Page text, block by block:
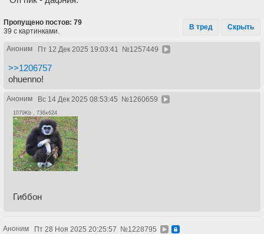
Пропущено постов: 79
39 с картинками.
В тред Скрыть
Аноним Пт 12 Дек 2025 19:03:41 №1257449
>>1206757
ohuenno!
Аноним Вс 14 Дек 2025 08:53:45 №1260659
1079Kb , 736x624
Гиббон
Аноним Пт 28 Ноя 2025 20:25:57 №1228795